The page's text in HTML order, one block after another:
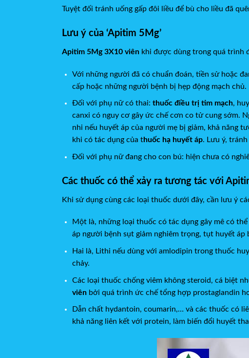
Tuyệt đối tránh uống gấp đôi liều để bù cho liều đã
Lưu ý của ‘Apitim 5Mg’
Apitim 5Mg 3X10 viên khi được dùng trong quá trình
Với những người đã có chuẩn đoán, tiền sử hoặc
cấp hoặc những người bệnh bị hẹp động mạch chủ.
Đối với phụ nữ có thai: thuốc điều trị tim mạch,
canxi có nguy cơ gây ức chế cơn co tử cung sớm.
nhi nếu huyết áp của người mẹ bị giảm, khả năng
khi có tác dụng của thuốc hạ huyết áp. Lưu ý,
Đối với phụ nữ đang cho con bú: hiện chưa có
Các thuốc có thể xảy ra tương tác với
Khi sử dụng cùng các loại thuốc dưới đây, cần lưu ý
Một là, những loại thuốc có tác dụng gây mê có
áp người bệnh sụt giảm nghiêm trọng, tụt huyết áp
Hai là, Lithi nếu dùng với amlodipin trong thuốc
chảy.
Các loại thuốc chống viêm không steroid, cá biệt
viên bởi quá trình ức chế tổng hợp prostaglandin
Dẫn chất hydantoin, coumarin,… và các thuốc có
khả năng liên kết với protein, làm biến đổi huyết